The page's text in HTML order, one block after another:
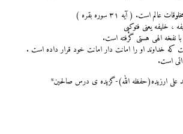
است. ( آیه ۳۱ سوره بقره )
، خلیفه یعنی فتوکپی
نفخه الهی هستی گرفته است.
که خداوند او را امانت دار امانت خود قرار داده است .
است.
ارزیده(حفظه الله)-گزیده ی درس صالحین*